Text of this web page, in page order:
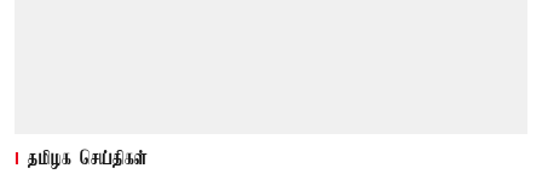
தமிழக செய்திகள்